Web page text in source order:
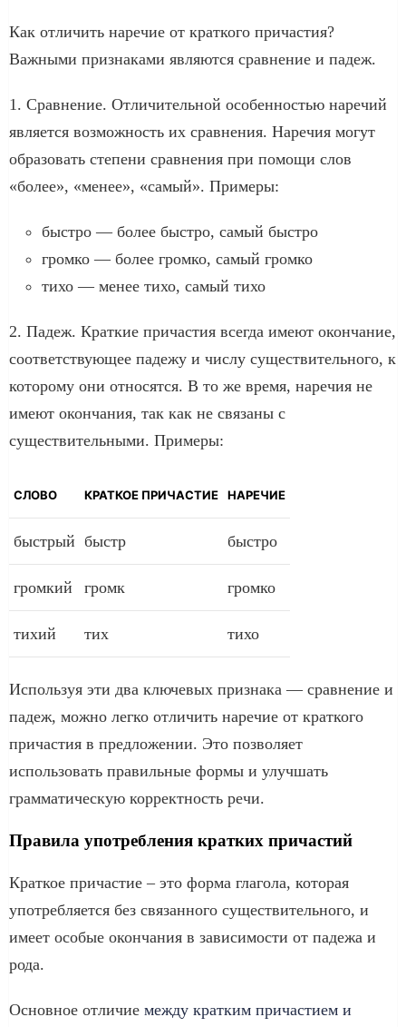
Как отличить наречие от краткого причастия?
Важными признаками являются сравнение и падеж.
1. Сравнение. Отличительной особенностью наречий
является возможность их сравнения. Наречия могут
образовать степени сравнения при помощи слов
«более», «менее», «самый». Примеры:
быстро — более быстро, самый быстро
громко — более громко, самый громко
тихо — менее тихо, самый тихо
2. Падеж. Краткие причастия всегда имеют окончание,
соответствующее падежу и числу существительного, к
которому они относятся. В то же время, наречия не
имеют окончания, так как не связаны с
существительными. Примеры:
СЛОВО КРАТКОЕ ПРИЧАСТИЕ НАРЕЧИЕ
быстрый быстр быстро
громкий громк громко
тихий тих тихо
Используя эти два ключевых признака — сравнение и
падеж, можно легко отличить наречие от краткого
причастия в предложении. Это позволяет
использовать правильные формы и улучшать
грамматическую корректность речи.
Правила употребления кратких причастий
Краткое причастие – это форма глагола, которая
употребляется без связанного существительного, и
имеет особые окончания в зависимости от падежа и
рода.
Основное отличие между кратким причастием и